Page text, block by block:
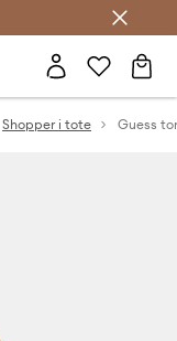
Shopper i tote Guess